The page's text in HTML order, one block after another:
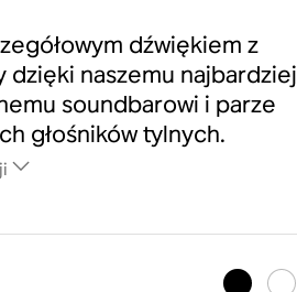
dźwiękiem z
dzięki naszemu najbardziej
soundbarowi i parze
głośników tylnych.